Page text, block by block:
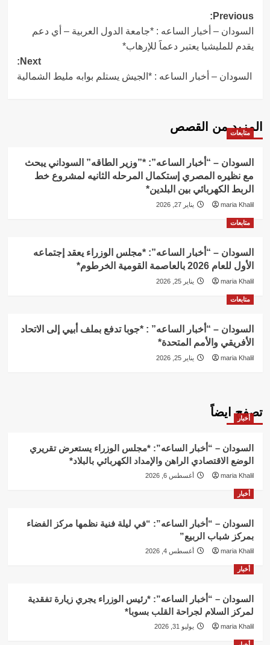
Post
navigation
Previous:
السودان – أخبار الساعه : *جامعة الدول العربية – أي دعم
يقدم للمليشيا يعتبر دعماََ للإرهاب*
Next:
السودان – أخبار الساعه : *الجيش يستلم بوابه مليط الشمالية
المزيد من القصص
متابعات
السودان – “أخبار الساعه”: *”وزير الطاقه” السوداني يبحث
مع نظيره المصري إستكمال المرحله الثانيه لمشروع خط
الربط الكهربائي بين البلدين*
maria Khalil يناير 27, 2026
متابعات
السودان – “أخبار الساعه”: *مجلس الوزراء يعقد إجتماعه
الأول للعام 2026 بالعاصمة القومية الخرطوم*
maria Khalil يناير 25, 2026
متابعات
السودان – “أخبار الساعه” : *جوبا تدفع بملف أبيي إلى الاتحاد
الأفريقي والأمم المتحدة*
maria Khalil يناير 25, 2026
تصفح ايضاً
أخبار
السودان – “أخبار الساعه”: *مجلس الوزراء يستعرض تقريري
الوضع الاقتصادي الراهن والإمداد الكهربائي بالبلاد*
maria Khalil أغسطس 6, 2026
أخبار
السودان – “أخبار الساعه”: “في ليلة فنية نظمها مركز الفضاء
بمركز شباب الربيع”
maria Khalil أغسطس 4, 2026
أخبار
السودان – “أخبار الساعه”: *رئيس الوزراء يجري زيارة تفقدية
لمركز السلام لجراحة القلب بسوبا*
maria Khalil يوليو 31, 2026